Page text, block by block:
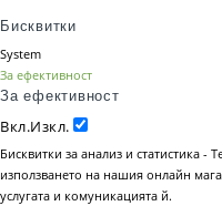
Бисквитки
System
За ефективност
За ефективност
Вкл.Изкл.
Бисквитки за анализ и статистика -
използването на нашия онлайн
услугата и комуникацията й.